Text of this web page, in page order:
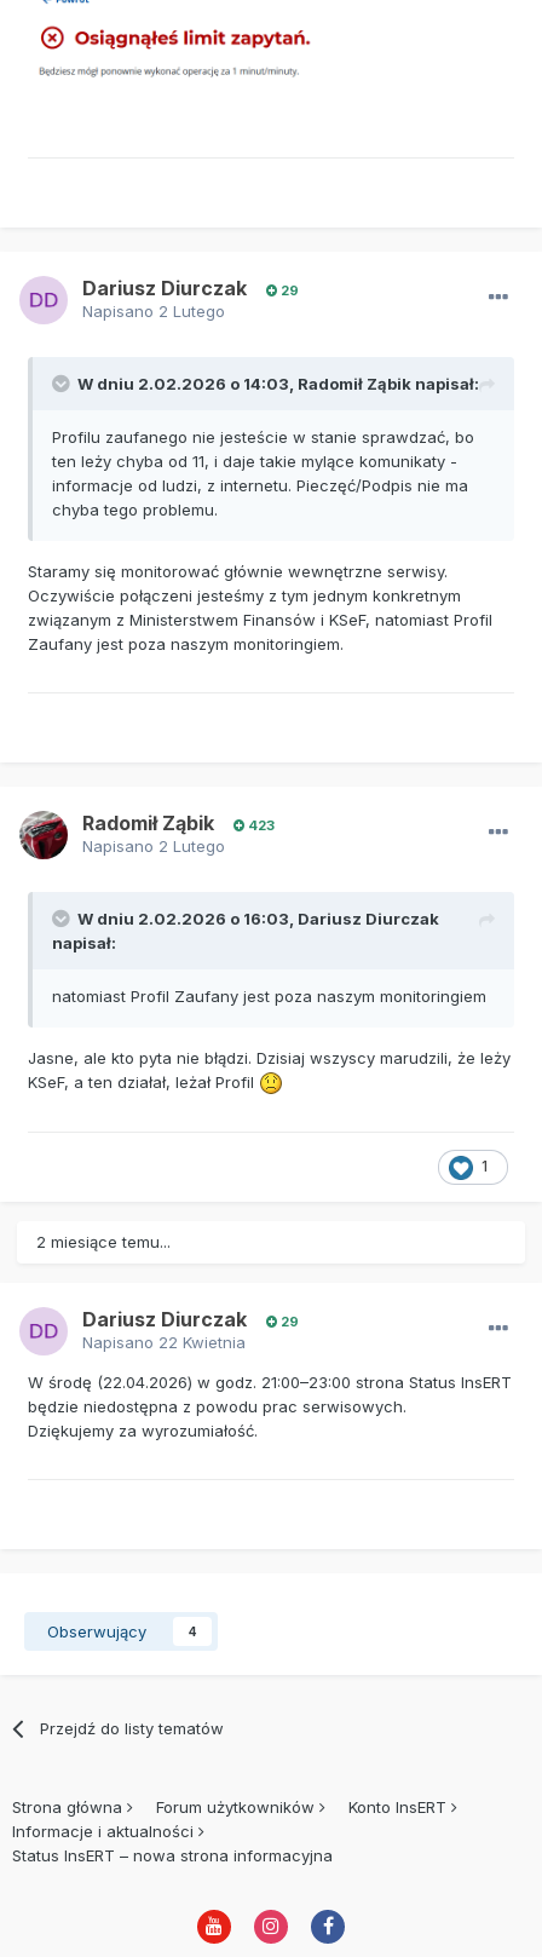
Dariusz Diurczak 29
Napisano 2 Lutego
W dniu 2.02.2026 o 14:03, Radomił Ząbik napisał:
Profilu zaufanego nie jesteście w stanie sprawdzać, bo
ten leży chyba od 11, i daje takie mylące komunikaty -
informacje od ludzi, z internetu. Pieczęć/Podpis nie ma
chyba tego problemu.
Staramy się monitorować głównie wewnętrzne serwisy.
Oczywiście połączeni jesteśmy z tym jednym konkretnym
związanym z Ministerstwem Finansów i KSeF, natomiast Profil
Zaufany jest poza naszym monitoringiem.
Radomił Ząbik 423
Napisano 2 Lutego
W dniu 2.02.2026 o 16:03, Dariusz Diurczak
napisał:
natomiast Profil Zaufany jest poza naszym monitoringiem
Jasne, ale kto pyta nie błądzi. Dzisiaj wszyscy marudzili, że leży
KSeF, a ten działał, leżał Profil
1
2 miesiące temu...
Dariusz Diurczak 29
Napisano 22 Kwietnia
W środę (22.04.2026) w godz. 21:00–23:00 strona Status InsERT
będzie niedostępna z powodu prac serwisowych.
Dziękujemy za wyrozumiałość.
Obserwujący 4
Przejdź do listy tematów
Strona główna Forum użytkowników
Konto InsERT
Informacje i aktualności
Status InsERT – nowa strona informacyjna